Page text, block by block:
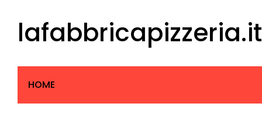
contentlafabbricapizzeria.it
HOME